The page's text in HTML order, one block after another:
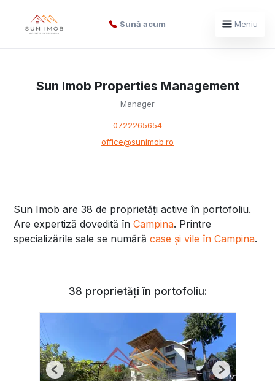
Sună acum Meniu
Sun Imob Properties Management
Manager
0722265654
office@sunimob.ro
Sun Imob are 38 de proprietăți active în portofoliu.
Are expertiză dovedită în Campina. Printre
specializările sale se numără case și vile în Campina.
38 proprietăți în portofoliu:
Previous Next